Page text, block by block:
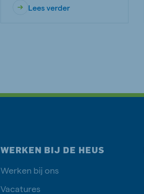
Lees verder
WERKEN BIJ DE HEUS
Werken bij ons
Vacatures